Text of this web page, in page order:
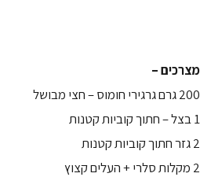
מצרכים –
200 גרם גרגירי חומוס – חצי מבושל
1 בצל – חתוך קוביות קטנות
2 גזר חתוך קוביות קטנות
2 מקלות סלרי + העלים קצוץ